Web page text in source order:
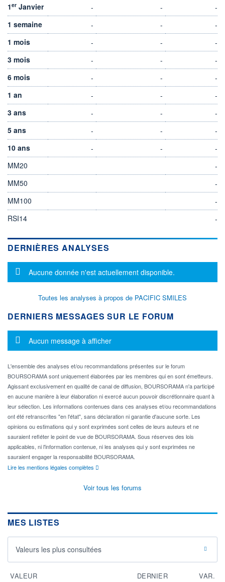
1er Janvier - -
-
1 semaine
- -
-
1 mois
- -
-
3 mois
- -
-
6 mois
- -
-
1 an
- -
-
3 ans
- -
-
5 ans
- -
-
10 ans
- -
-
MM20
-
MM50
-
MM100
-
RSI14
-
DERNIÈRES ANALYSES
Message d'information
Aucune donnée n'est actuellement disponible.
Toutes les analyses à propos de PACIFIC SMILES
DERNIERS MESSAGES SUR LE FORUM
Message d'information
Aucun message à afficher
L'ensemble des analyses et/ou recommandations présentes sur le forum
BOURSORAMA sont uniquement élaborées par les membres qui en sont émetteurs.
Agissant exclusivement en qualité de canal de diffusion, BOURSORAMA n'a participé
en aucune manière à leur élaboration ni exercé aucun pouvoir discrétionnaire quant à
leur sélection. Les informations contenues dans ces analyses et/ou recommandations
ont été retranscrites "en l'état", sans déclaration ni garantie d'aucune sorte. Les
opinions ou estimations qui y sont exprimées sont celles de leurs auteurs et ne
sauraient refléter le point de vue de BOURSORAMA. Sous réserves des lois
applicables, ni l'information contenue, ni les analyses qui y sont exprimées ne
sauraient engager la responsabilité BOURSORAMA.
Lire les mentions légales complètes
Voir tous les forums
MES LISTES
Valeurs les plus consultées
VALEUR DERNIER VAR.